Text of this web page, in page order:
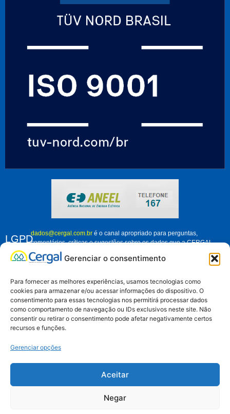
Gerenciar o consentimento
Para fornecer as melhores experiências, usamos tecnologias como
cookies para armazenar e/ou acessar informações do dispositivo. O
consentimento para essas tecnologias nos permitirá processar dados
como comportamento de navegação ou IDs exclusivos neste site. Não
consentir ou retirar o consentimento pode afetar negativamente certos
recursos e funções.
Gerenciar opções
Aceitar
Negar
LGPDdados@cergal.com.bré o canal apropriado para perguntas,
comentários, críticas e sugestões sobre os dados que a CERGAL
trata. Fique à vontade para nos contatar e nos ajudar a melhorar
como organização, em relação ao tratamento dos dados pessoais de
Aviso de Privacidade
Muriel Caldas